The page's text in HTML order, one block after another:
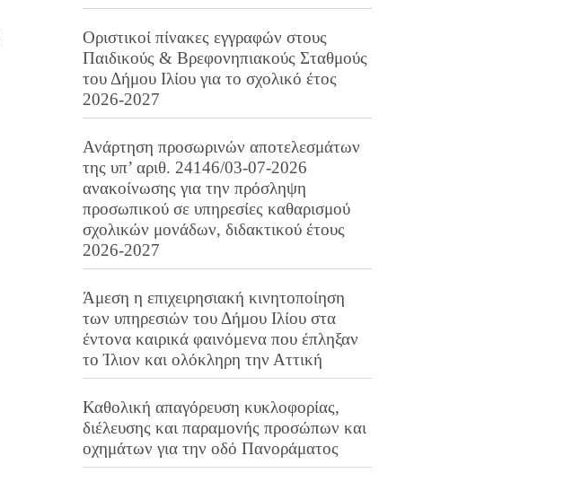
Οριστικοί πίνακες εγγραφών στους
Παιδικούς & Βρεφονηπιακούς Σταθμούς
του Δήμου Ιλίου για το σχολικό έτος
2026-2027
Ανάρτηση προσωρινών αποτελεσμάτων
της υπ’ αριθ. 24146/03-07-2026
ανακοίνωσης για την πρόσληψη
προσωπικού σε υπηρεσίες καθαρισμού
σχολικών μονάδων, διδακτικού έτους
2026-2027
Άμεση η επιχειρησιακή κινητοποίηση
των υπηρεσιών του Δήμου Ιλίου στα
έντονα καιρικά φαινόμενα που έπληξαν
το Ίλιον και ολόκληρη την Αττική
Καθολική απαγόρευση κυκλοφορίας,
διέλευσης και παραμονής προσώπων και
οχημάτων για την οδό Πανοράματος